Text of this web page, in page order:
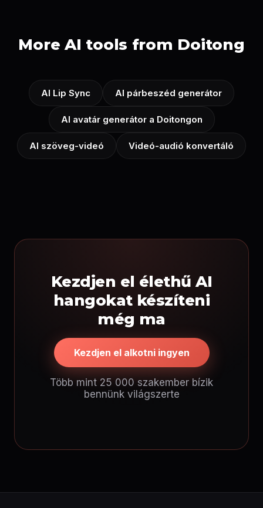
More AI tools from Doitong
AI Lip Sync AI párbeszéd generátor
AI avatár generátor a Doitongon
AI szöveg-videó Videó-audió konvertáló
Kezdjen el élethű AI
hangokat készíteni
még ma
Kezdjen el alkotni ingyen
Több mint 25 000 szakember bízik
bennünk világszerte